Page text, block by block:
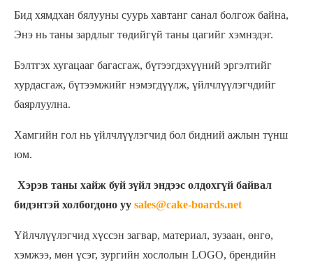
Бид хямдхан бялууны суурь хавтанг санал болгож байна,
Энэ нь таны зардлыг төдийгүй таны цагийг хэмнэдэг.
Бэлтгэх хугацааг багасгаж, бүтээгдэхүүний эргэлтийг
хурдасгаж, бүтээмжийг нэмэгдүүлж, үйлчлүүлэгчдийг
баярлуулна.
Хамгийн гол нь үйлчлүүлэгчид бол бидний ажлын түнш
юм.
Хэрэв таны хайж буй зүйл эндээс олдохгүй байвал
бидэнтэй холбогдоно уу sales@cake-boards.net
Үйлчлүүлэгчид хүссэн загвар, материал, зузаан, өнгө,
хэмжээ, мөн үсэг, зургийн хослолын LOGO, брендийн